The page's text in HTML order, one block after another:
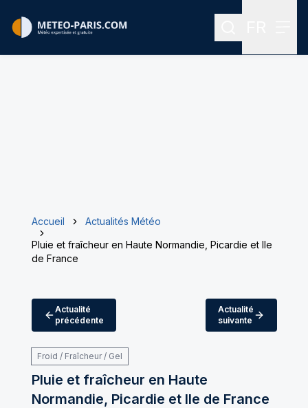
Rechercher
Accueil
Actualités Météo
Pluie et fraîcheur en Haute Normandie, Picardie et Ile
de France
Actualité
précédente
Actualité
suivante
Froid / Fraîcheur / Gel
Pluie et fraîcheur en Haute
Normandie, Picardie et Ile de France